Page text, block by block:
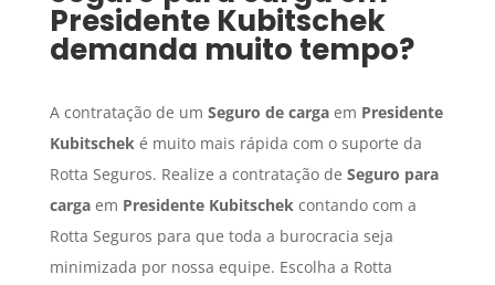
Presidente Kubitschek
demanda muito tempo?
A contratação de um Seguro de cargaem Presidente
Kubitschek é muito mais rápida com o suporte da
Rotta Seguros. Realize a contratação de Seguro para
cargaem Presidente Kubitschek contando com a
Rotta Seguros para que toda a burocracia seja
minimizada por nossa equipe. Escolha a Rotta